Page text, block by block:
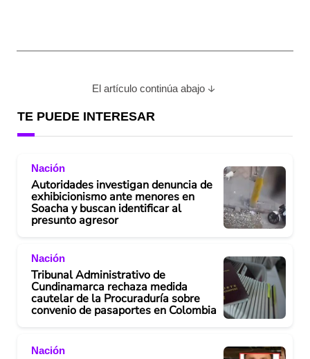
El artículo continúa abajo
TE PUEDE INTERESAR
Nación
Autoridades investigan denuncia de
exhibicionismo ante menores en
Soacha y buscan identificar al
presunto agresor
Nación
Tribunal Administrativo de
Cundinamarca rechaza medida
cautelar de la Procuraduría sobre
convenio de pasaportes en Colombia
Nación